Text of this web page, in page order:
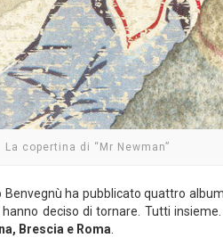
La copertina di “Mr Newman”
Benvegnù ha pubblicato quattro
deciso di tornare. Tutti
Brescia e Roma